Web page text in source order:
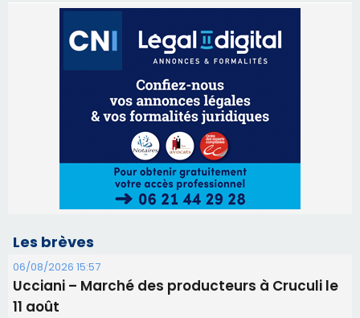
Les brèves
06/08/2026 15:57
Ucciani – Marché des producteurs à Cruculi le
11 août